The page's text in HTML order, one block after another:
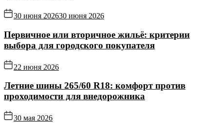
30 июня 202630 июня 2026
Первичное или вторичное жильё: критерии
выбора для городского покупателя
22 июня 2026
Летние шины 265/60 R18: комфорт против
проходимости для внедорожника
30 мая 2026